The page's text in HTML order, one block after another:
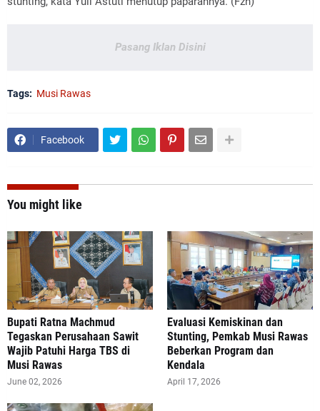
Pasang Iklan Disini
Tags: Musi Rawas
Facebook
You might like
Bupati Ratna Machmud
Tegaskan Perusahaan Sawit
Wajib Patuhi Harga TBS di
Musi Rawas
June 02, 2026
Evaluasi Kemiskinan dan
Stunting, Pemkab Musi Rawas
Beberkan Program dan
Kendala
April 17, 2026